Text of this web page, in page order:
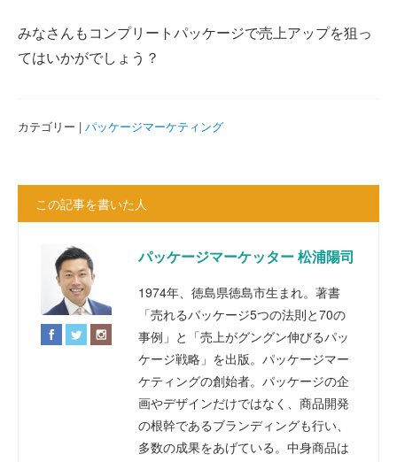
みなさんもコンプリートパッケージで売上アップを狙っ
てはいかがでしょう？
カテゴリー | パッケージマーケティング
この記事を書いた人
パッケージマーケッター 松浦陽司
1974年、徳島県徳島市生まれ。著書
「売れるパッケージ5つの法則と70の
事例」と「売上がグングン伸びるパッ
ケージ戦略」を出版。パッケージマー
ケティングの創始者。パッケージの企
画やデザインだけではなく、商品開発
の根幹であるブランディングも行い、
多数の成果をあげている。中身商品は